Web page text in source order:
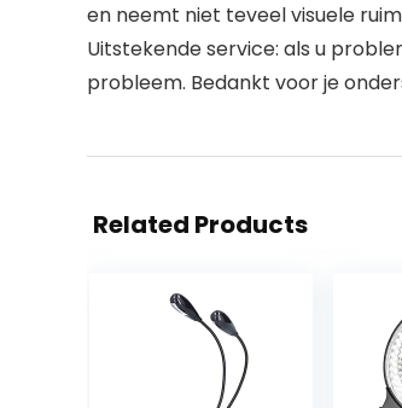
en neemt niet teveel visuele
Uitstekende service: als u
probleem. Bedankt voor je
Related Products